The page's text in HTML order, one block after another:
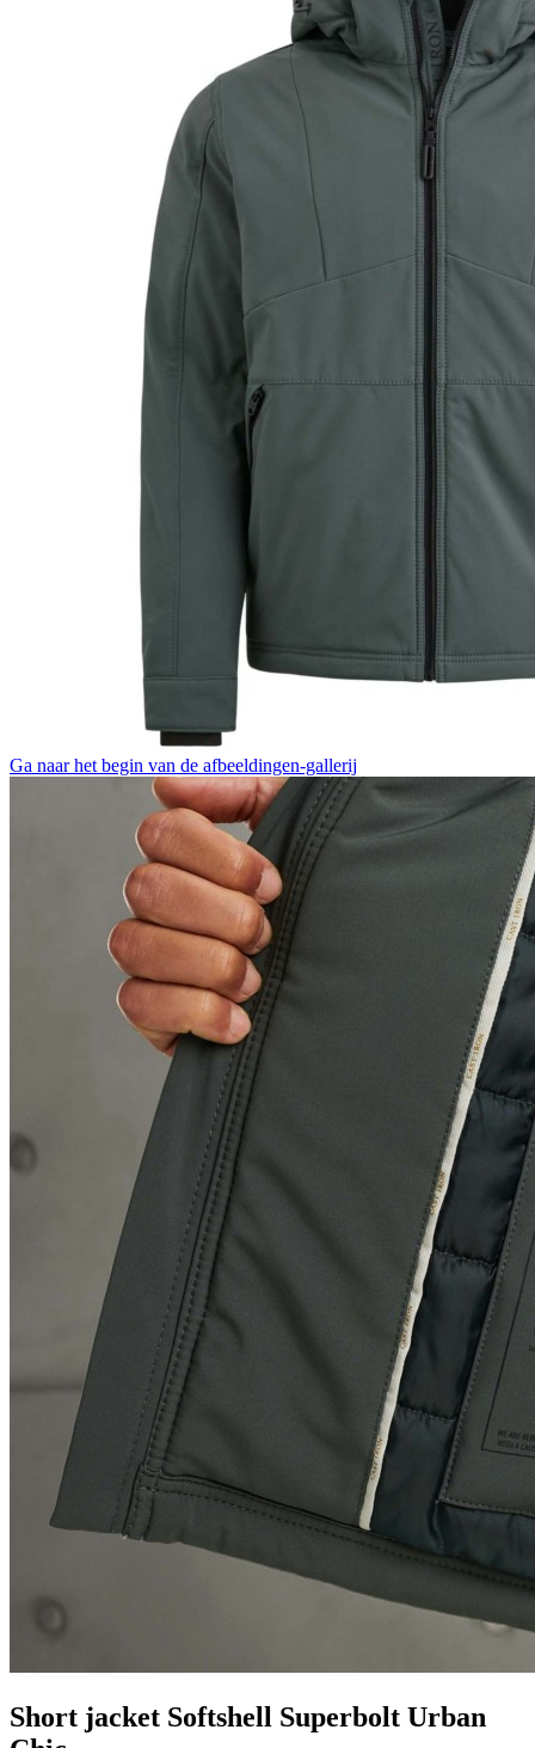
Ga naar het begin van de afbeeldingen-gallerij
Short jacket Softshell Superbolt Urban